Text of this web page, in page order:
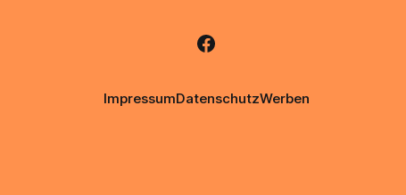
ImpressumDatenschutzWerben